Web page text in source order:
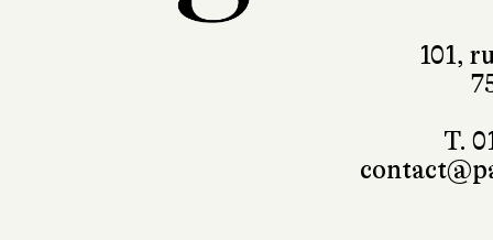
101,
T.